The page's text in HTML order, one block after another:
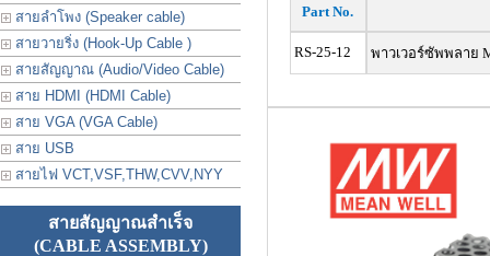
สายลำโพง (Speaker cable)
สายวายริ่ง (Hook-Up Cable )
สายสัญญาณ (Audio/Video Cable)
สาย HDMI (HDMI Cable)
สาย VGA (VGA Cable)
สาย USB
สายไฟ VCT,VSF,THW,CVV,NYY
สายสัญญาณสำเร็จ
(CABLE ASSEMBLY)
Part No.
RS-25-12 พาวเวอร์ซัพพลาย